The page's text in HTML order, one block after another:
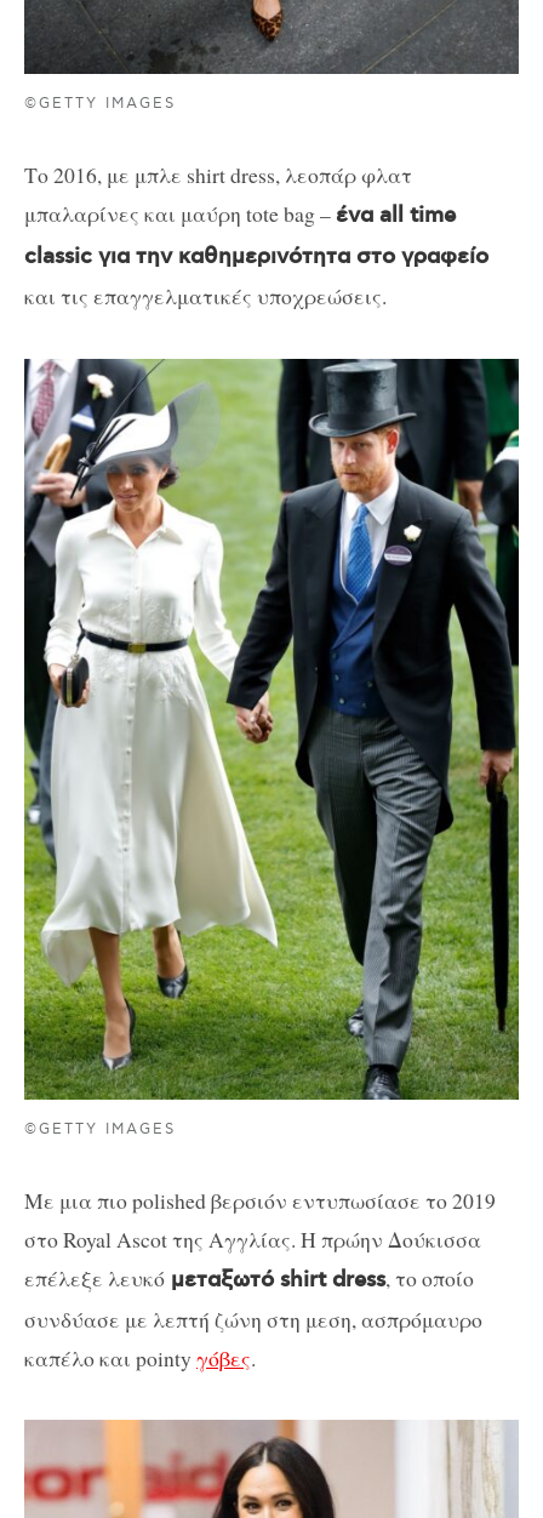
©GETTY IMAGES
Το 2016, με μπλε shirt dress, λεοπάρ φλατ
μπαλαρίνες και μαύρη tote bag – ένα all time
classic για την καθημερινότητα στο γραφείο
και τις επαγγελματικές υποχρεώσεις.
©GETTY IMAGES
Με μια πιο polished βερσιόν εντυπωσίασε το 2019
στο Royal Ascot της Αγγλίας. Η πρώην Δούκισσα
επέλεξε λευκό μεταξωτό shirt dress, το οποίο
συνδύασε με λεπτή ζώνη στη μεση, ασπρόμαυρο
καπέλο και pointy γόβες.